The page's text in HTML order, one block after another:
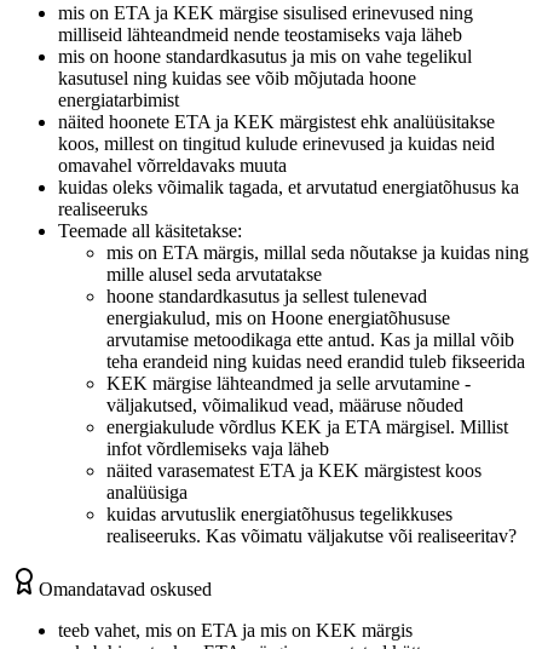
mis on ETA ja KEK märgise sisulised erinevused ning
milliseid lähteandmeid nende teostamiseks vaja läheb
mis on hoone standardkasutus ja mis on vahe tegelikul
kasutusel ning kuidas see võib mõjutada hoone
energiatarbimist
näited hoonete ETA ja KEK märgistest ehk analüüsitakse
koos, millest on tingitud kulude erinevused ja kuidas neid
omavahel võrreldavaks muuta
kuidas oleks võimalik tagada, et arvutatud energiatõhusus ka
realiseeruks
Teemade all käsitetakse:
mis on ETA märgis, millal seda nõutakse ja kuidas ning
mille alusel seda arvutatakse
hoone standardkasutus ja sellest tulenevad
energiakulud, mis on Hoone energiatõhususe
arvutamise metoodikaga ette antud. Kas ja millal võib
teha erandeid ning kuidas need erandid tuleb fikseerida
KEK märgise lähteandmed ja selle arvutamine -
väljakutsed, võimalikud vead, määruse nõuded
energiakulude võrdlus KEK ja ETA märgisel. Millist
infot võrdlemiseks vaja läheb
näited varasematest ETA ja KEK märgistest koos
analüüsiga
kuidas arvutuslik energiatõhusus tegelikkuses
realiseeruks. Kas võimatu väljakutse või realiseeritav?
Omandatavad oskused
teeb vahet, mis on ETA ja mis on KEK märgis